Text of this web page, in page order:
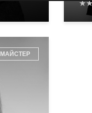
МАЙСТЕР